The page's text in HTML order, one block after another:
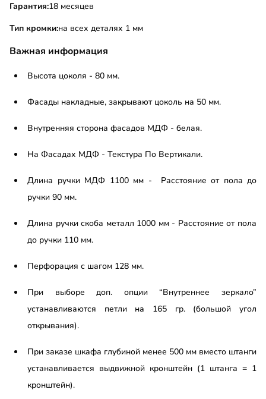
Гарантия:18 месяцев
Тип кромки:на всех деталях 1 мм
Важная информация
Высота цоколя - 80 мм.
Фасады накладные, закрывают цоколь на 50 мм.
Внутренняя сторона фасадов МДФ - белая.
На Фасадах МДФ - Текстура По Вертикали.
Длина ручки МДФ 1100 мм - Расстояние от пола до
ручки 90 мм.
Длина ручки скоба металл 1000 мм - Расстояние от пола
до ручки 110 мм.
Перфорация с шагом 128 мм.
При выборе доп. опции “Внутреннее зеркало”
устанавливаются петли на 165 гр. (большой угол
открывания).
При заказе шкафа глубиной менее 500 мм вместо штанги
устанавливается выдвижной кронштейн (1 штанга = 1
кронштейн).